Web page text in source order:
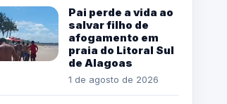
Pai perde a vida ao
salvar filho de
afogamento em
praia do Litoral Sul
de Alagoas
1 de agosto de 2026